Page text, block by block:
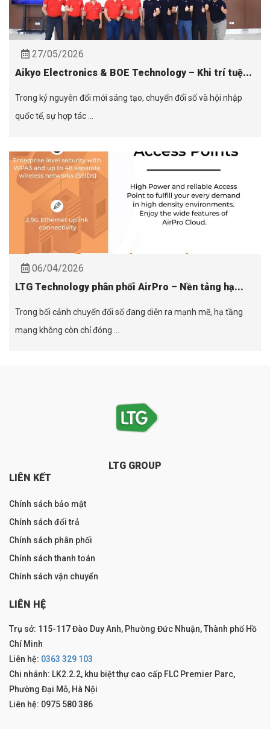
27/05/2026
Aikyo Electronics & BOE Technology – Khi trí tuệ...
Trong kỷ nguyên đổi mới sáng tạo, chuyển đổi số và hội nhập
quốc tế, sự hợp tác ...
06/04/2026
LTG Technology phân phối AirPro – Nền tảng hạ...
Trong bối cảnh chuyển đổi số đang diễn ra mạnh mẽ, hạ tầng
mạng không còn chỉ đóng ...
LTG GROUP
LIÊN KẾT
Chính sách bảo mật
Chính sách đổi trả
Chính sách phân phối
Chính sách thanh toán
Chính sách vận chuyển
LIÊN HỆ
Trụ sở: 115-117 Đào Duy Anh, Phường Đức Nhuận, Thành phố Hồ
Chí Minh
Liên hệ: 0363 329 103
Chi nhánh: LK2.2.2, khu biệt thự cao cấp FLC Premier Parc,
Phường Đại Mỗ, Hà Nội
Liên hệ: 0975 580 386